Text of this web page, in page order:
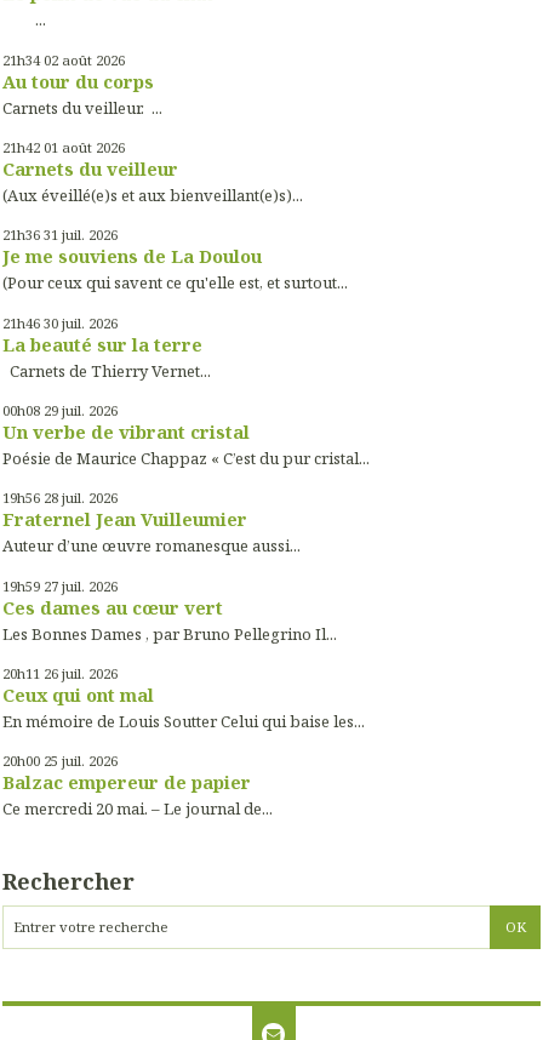
...
21h34 02 août 2026
Au tour du corps
Carnets du veilleur. ...
21h42 01 août 2026
Carnets du veilleur
(Aux éveillé(e)s et aux bienveillant(e)s)...
21h36 31 juil. 2026
Je me souviens de La Doulou
(Pour ceux qui savent ce qu'elle est, et surtout...
21h46 30 juil. 2026
La beauté sur la terre
Carnets de Thierry Vernet...
00h08 29 juil. 2026
Un verbe de vibrant cristal
Poésie de Maurice Chappaz « C’est du pur cristal...
19h56 28 juil. 2026
Fraternel Jean Vuilleumier
Auteur d’une œuvre romanesque aussi...
19h59 27 juil. 2026
Ces dames au cœur vert
Les Bonnes Dames , par Bruno Pellegrino Il...
20h11 26 juil. 2026
Ceux qui ont mal
En mémoire de Louis Soutter Celui qui baise les...
20h00 25 juil. 2026
Balzac empereur de papier
Ce mercredi 20 mai. – Le journal de...
Rechercher